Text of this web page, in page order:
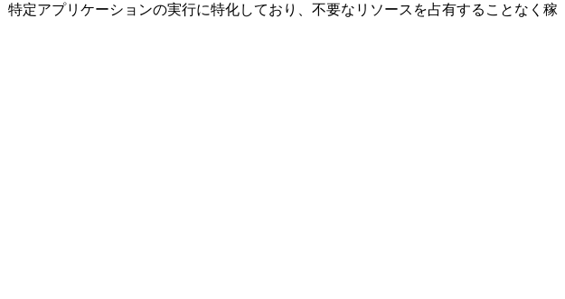
定アプリケーションの実行に特化しており、不要なリソースを占有することなく稼